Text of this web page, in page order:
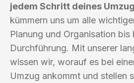
jedem Schritt deines
kümmern uns um alle
Planung und Organisation bis
Durchführung. Mit unserer
wissen wir, worauf es bei
Umzug ankommt und stellen